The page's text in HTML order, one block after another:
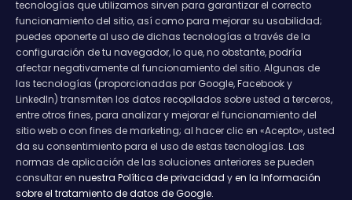
tecnologías que utilizamos sirven para garantizar el correcto
funcionamiento del sitio, así como para mejorar su usabilidad;
puedes oponerte al uso de dichas tecnologías a través de la
configuración de tu navegador, lo que, no obstante, podría
afectar negativamente al funcionamiento del sitio. Algunas de
las tecnologías (proporcionadas por Google, Facebook y
LinkedIn) transmiten los datos recopilados sobre usted a terceros,
entre otros fines, para analizar y mejorar el funcionamiento del
sitio web o con fines de marketing; al hacer clic en «Acepto», usted
da su consentimiento para el uso de estas tecnologías. Las
normas de aplicación de las soluciones anteriores se pueden
consultar en nuestra Política de privacidad yen la Información
sobre el tratamiento de datos de Google.